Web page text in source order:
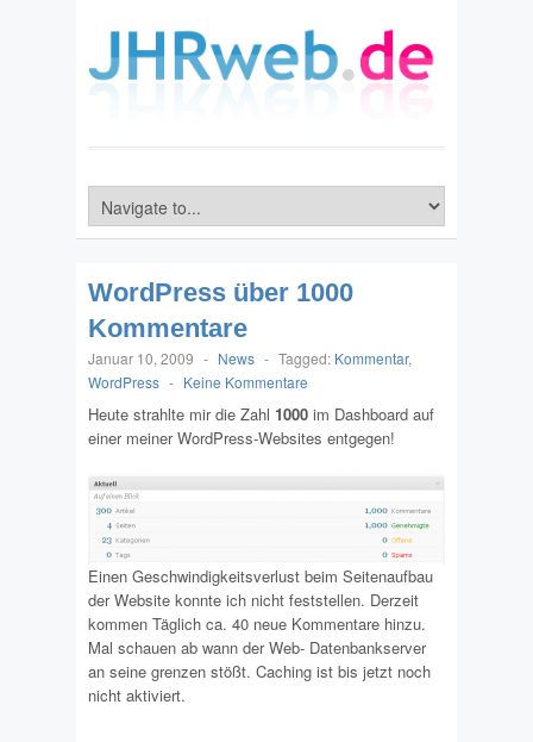
WordPress über 1000
Kommentare
Januar 10, 2009 - News - Tagged: Kommentar,
WordPress - Keine Kommentare
Heute strahlte mir die Zahl 1000 im Dashboard auf
einer meiner WordPress-Websites entgegen!
Einen Geschwindigkeitsverlust beim Seitenaufbau
der Website konnte ich nicht feststellen. Derzeit
kommen Täglich ca. 40 neue Kommentare hinzu.
Mal schauen ab wann der Web- Datenbankserver
an seine grenzen stößt. Caching ist bis jetzt noch
nicht aktiviert.